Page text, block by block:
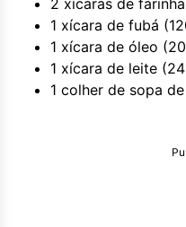
2 xícaras de
1 xícara de fubá
1 xícara de óleo
1 xícara de leite
1 colher de sopa